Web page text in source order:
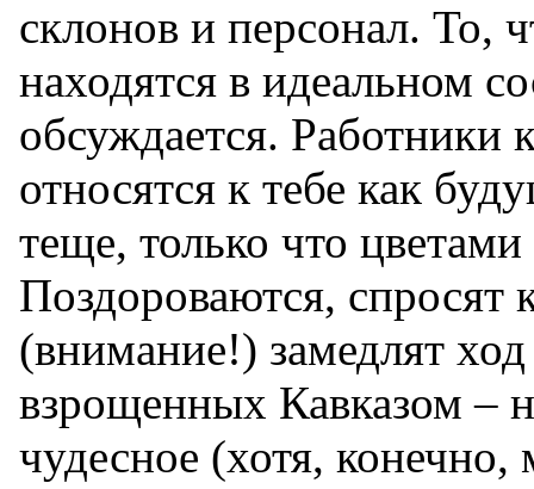
склонов и персонал. То,
находятся в идеальном
обсуждается. Работники
относятся к тебе как
теще, только что
Поздороваются, спросят
(внимание!) замедлят
взрощенных Кавказом –
чудесное (хотя,